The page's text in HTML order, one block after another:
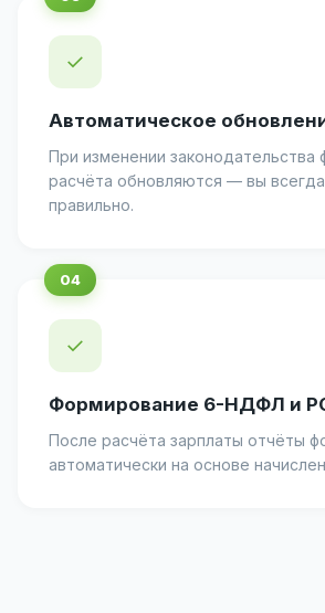
✓
Автоматическое
При изменении законодательства
расчёта обновляются — вы
правильно.
✓
Формирование 6-НДФЛ и
После расчёта зарплаты отчёты
автоматически на основе